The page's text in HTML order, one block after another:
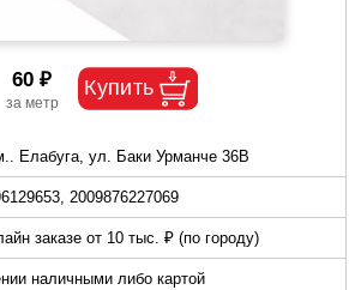
60 ₽
Елабуга, ул. Баки Урманче 36В
2009876227069
заказе от 10 тыс. ₽ (по городу)
наличными либо картой